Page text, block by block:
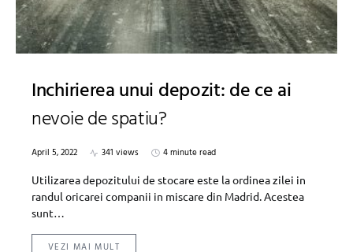
Inchirierea unui depozit: de ce ai
nevoie de spatiu?
April 5, 2022 341 views
4 minute read
Utilizarea depozitului de stocare este la ordinea zilei in
randul oricarei companii in miscare din Madrid. Acestea
sunt…
VEZI MAI MULT